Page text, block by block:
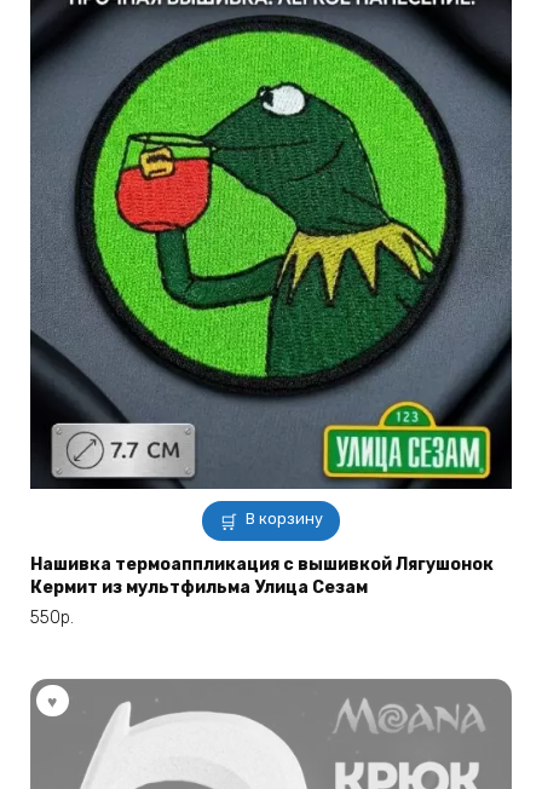
В корзину
Нашивка термоаппликация с вышивкой Лягушонок
Кермит из мультфильма Улица Сезам
550р.